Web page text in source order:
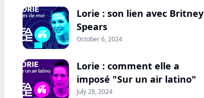
Lorie : son lien avec Britney
Spears
October 6, 2024
Lorie : comment elle a
imposé "Sur un air latino"
July 28, 2024